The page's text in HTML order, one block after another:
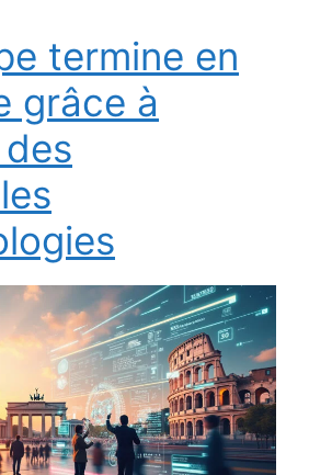
termine en
grâce à
des